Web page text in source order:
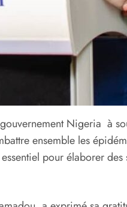
Nigeria à
ensemble les
pour élaborer